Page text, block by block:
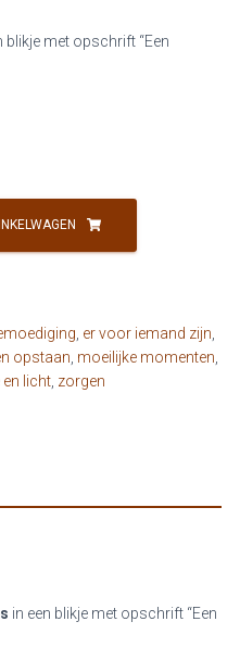
blikje met opschrift “Een
er voor iemand zijn
opstaan moeilijke momenten
licht zorgen
in een blikje met opschrift “Een